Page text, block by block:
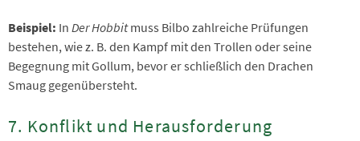
Beispiel: In Der Hobbitmuss Bilbo zahlreiche Prüfungen
bestehen, wie z. B. den Kampf mit den Trollen oder seine
Begegnung mit Gollum, bevor er schließlich den Drachen
Smaug gegenübersteht.
7. Konflikt und Herausforderung